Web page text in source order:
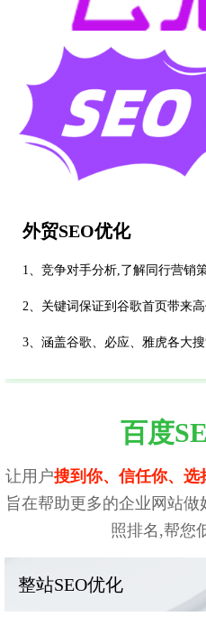
外贸SEO优化
1、竞争对手分析,了解同行营销
2、关键词保证到谷歌首页带来
3、涵盖谷歌、必应、雅虎各大
百度
让用户搜到你、信任你、选
旨在帮助更多的企业网站
照排名,帮您
整站SEO优化